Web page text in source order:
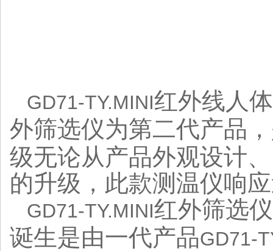
GD71-TY.MINI红外线人
外筛选仪为第二代产品
级无论从产品外观设计
的升级，此款测温仪响
GD71-TY.MINI红外筛选
诞生是由一代产品GD71-